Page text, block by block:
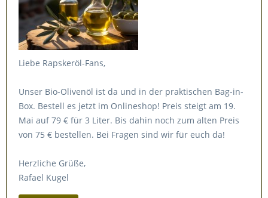
Liebe Rapskeröl-Fans,
Unser Bio-Olivenöl ist da und in der praktischen Bag-in-
Box. Bestell es jetzt im Onlineshop! Preis steigt am 19.
Mai auf 79 € für 3 Liter. Bis dahin noch zum alten Preis
von 75 € bestellen. Bei Fragen sind wir für euch da!
Herzliche Grüße,
Rafael Kugel